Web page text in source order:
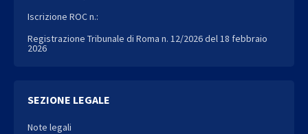
Iscrizione ROC n.:
Registrazione Tribunale di Roma n. 12/2026 del 18 febbraio
2026
SEZIONE LEGALE
Note legali